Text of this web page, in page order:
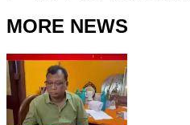
MORE NEWS